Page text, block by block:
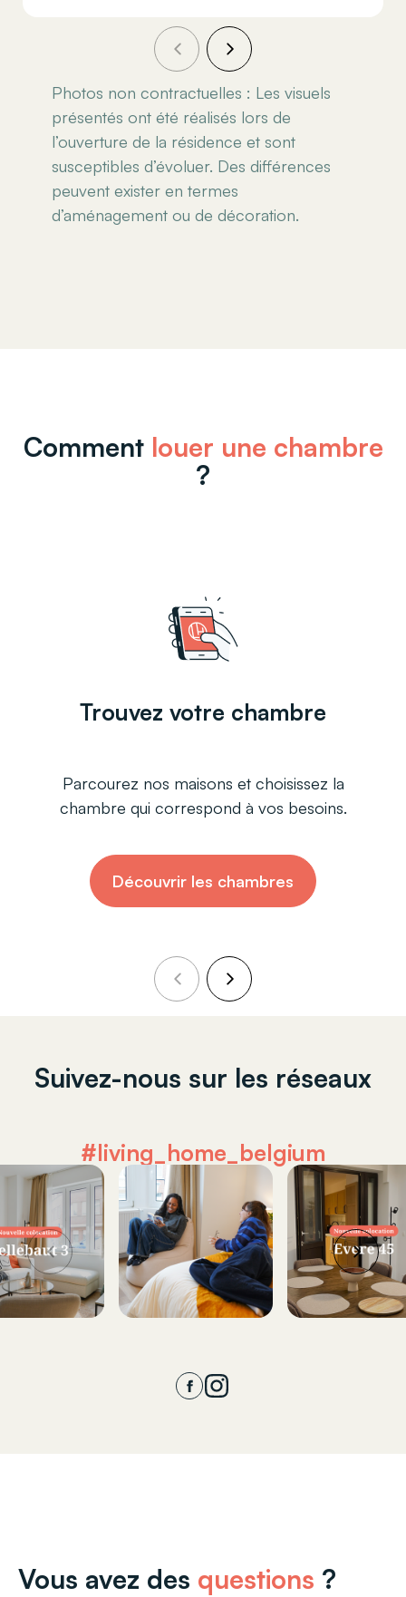
Photos non contractuelles : Les visuels
présentés ont été réalisés lors de
l’ouverture de la résidence et sont
susceptibles d’évoluer. Des différences
peuvent exister en termes
d’aménagement ou de décoration.
Comment louer une chambre
?
Trouvez votre chambre
Parcourez nos maisons et choisissez la
chambre qui correspond à vos besoins.
Découvrir les chambres
Suivez-nous sur les réseaux
#living_home_belgium
Vous avez des questions ?